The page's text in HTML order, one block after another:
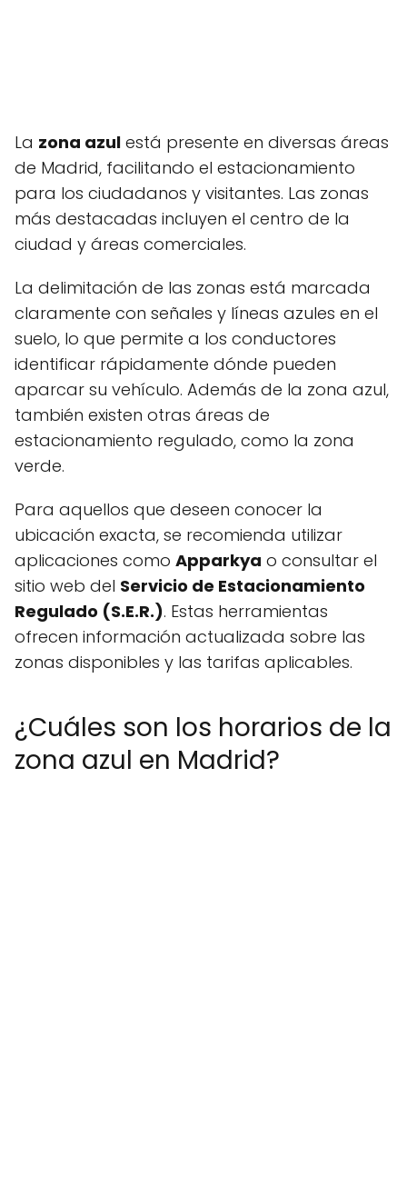
La zona azul está presente en diversas áreas
de Madrid, facilitando el estacionamiento
para los ciudadanos y visitantes. Las zonas
más destacadas incluyen el centro de la
ciudad y áreas comerciales.
La delimitación de las zonas está marcada
claramente con señales y líneas azules en el
suelo, lo que permite a los conductores
identificar rápidamente dónde pueden
aparcar su vehículo. Además de la zona azul,
también existen otras áreas de
estacionamiento regulado, como la zona
verde.
Para aquellos que deseen conocer la
ubicación exacta, se recomienda utilizar
aplicaciones como Apparkya o consultar el
sitio web del Servicio de Estacionamiento
Regulado (S.E.R.). Estas herramientas
ofrecen información actualizada sobre las
zonas disponibles y las tarifas aplicables.
¿Cuáles son los horarios de la
zona azul en Madrid?